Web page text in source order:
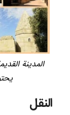
المدينة
النقل